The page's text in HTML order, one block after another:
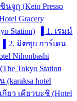
นจูกุ (Keio Presso
Gracery
Station)
▌1. เรมม์
▌2. มิตซุย การ์เดน
Nihonbashi
Tokyo Station
hotel
กียว เคียวบะชิ (Hotel